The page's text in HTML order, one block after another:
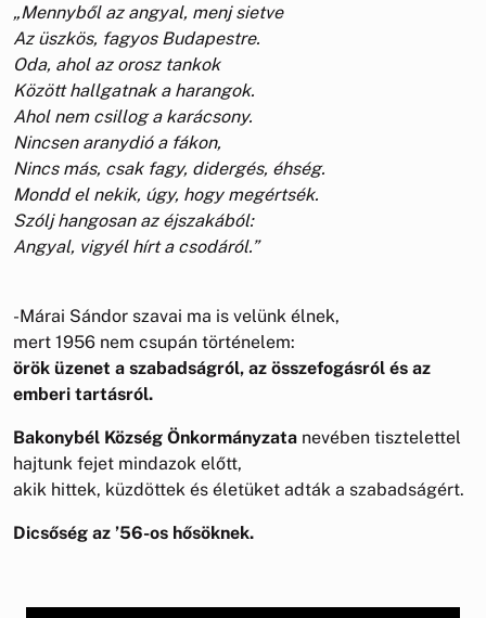
„Mennyből az angyal, menj sietve
Az üszkös, fagyos Budapestre.
Oda, ahol az orosz tankok
Között hallgatnak a harangok.
Ahol nem csillog a karácsony.
Nincsen aranydió a fákon,
Nincs más, csak fagy, didergés, éhség.
Mondd el nekik, úgy, hogy megértsék.
Szólj hangosan az éjszakából:
Angyal, vigyél hírt a csodáról.”
-Márai Sándor szavai ma is velünk élnek,
mert 1956 nem csupán történelem:
örök üzenet a szabadságról, az összefogásról és az
emberi tartásról.
Bakonybél Község Önkormányzata nevében tisztelettel
hajtunk fejet mindazok előtt,
akik hittek, küzdöttek és életüket adták a szabadságért.
Dicsőség az ’56-os hősöknek.